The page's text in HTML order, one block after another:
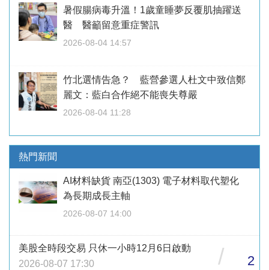
暑假腸病毒升溫！1歲童睡夢反覆肌抽躍送
醫 醫籲留意重症警訊
2026-08-04 14:57
竹北選情告急？ 藍營參選人杜文中致信鄭
麗文：藍白合作絕不能喪失尊嚴
2026-08-04 11:28
熱門新聞
AI材料缺貨 南亞(1303) 電子材料取代塑化
為長期成長主軸
2026-08-07 14:00
美股全時段交易 只休一小時12月6日啟動
2026-08-07 17:30
/ 2